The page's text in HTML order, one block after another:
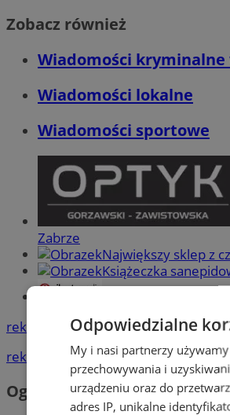
Zobacz również
Wiadomości kryminalne
Wiadomości lokalne
Wiadomości sportowe
Zabrze
Największy sklep z
Książeczka
reklama
reklama
Ogłoszenia
Odpowiedzialne
My i nasi partnerzy
przechowywania i
urządzeniu oraz do
adres IP, unikalne